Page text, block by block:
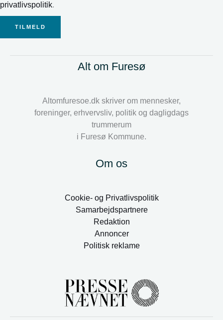
privatlivspolitik.
TILMELD
Alt om Furesø
Altomfuresoe.dk skriver om mennesker,
foreninger, erhvervsliv, politik og dagligdags
trummerum
i Furesø Kommune.
Om os
Cookie- og Privatlivspolitik
Samarbejdspartnere
Redaktion
Annoncer
Politisk reklame